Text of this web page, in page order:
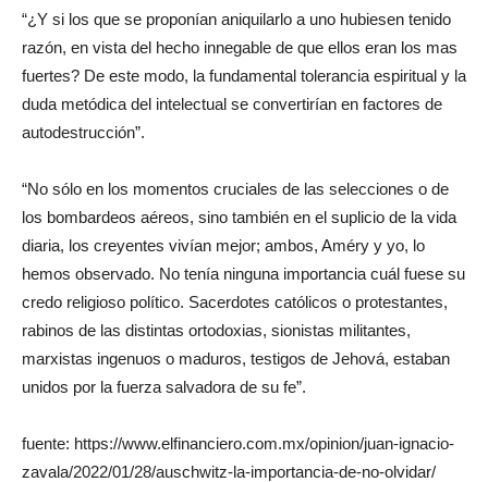
“¿Y si los que se proponían aniquilarlo a uno hubiesen tenido
razón, en vista del hecho innegable de que ellos eran los mas
fuertes? De este modo, la fundamental tolerancia espiritual y la
duda metódica del intelectual se convertirían en factores de
autodestrucción”.
“No sólo en los momentos cruciales de las selecciones o de
los bombardeos aéreos, sino también en el suplicio de la vida
diaria, los creyentes vivían mejor; ambos, Améry y yo, lo
hemos observado. No tenía ninguna importancia cuál fuese su
credo religioso político. Sacerdotes católicos o protestantes,
rabinos de las distintas ortodoxias, sionistas militantes,
marxistas ingenuos o maduros, testigos de Jehová, estaban
unidos por la fuerza salvadora de su fe”.
fuente: https://www.elfinanciero.com.mx/opinion/juan-ignacio-
zavala/2022/01/28/auschwitz-la-importancia-de-no-olvidar/